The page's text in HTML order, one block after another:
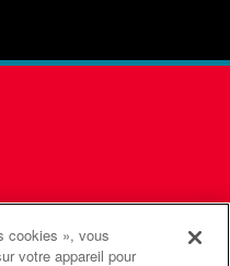
est une agence de l'Église
cookies », vous
votre appareil pour